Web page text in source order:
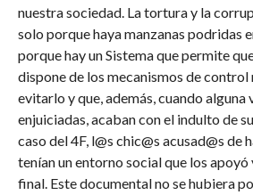
nuestra sociedad. La tortura y la
solo porque haya manzanas podridas
porque hay un Sistema que permite
dispone de los mecanismos de control
evitarlo y que, además, cuando alguna
enjuiciadas, acaban con el indulto de
caso del 4F, l@s chic@s acusad@s
tenían un entorno social que los apoyó
final. Este documental no se hubiera